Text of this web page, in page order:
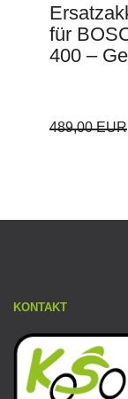
für
400 –
489,00 EUR
KONTAKT